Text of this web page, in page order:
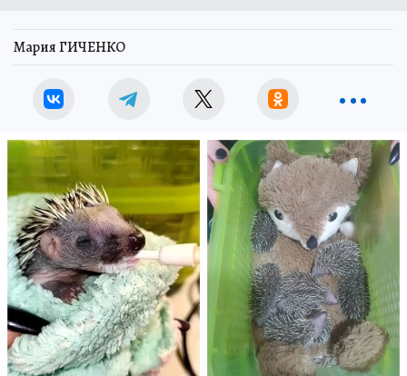
Мария ГИЧЕНКО